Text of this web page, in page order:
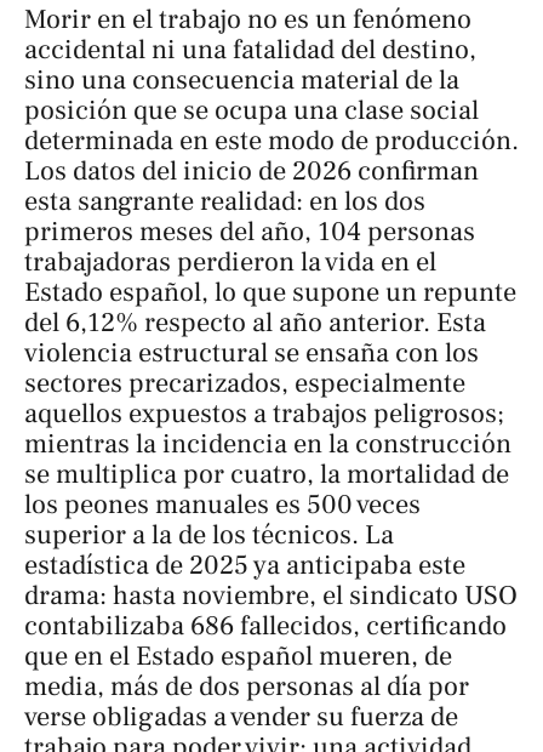
Morir en el trabajo no es un fenómeno
accidental ni una fatalidad del destino,
sino una consecuencia material de la
posición que se ocupa una clase social
determinada en este modo de producción.
Los datos del inicio de 2026 confirman
esta sangrante realidad: en los dos
primeros meses del año, 104 personas
trabajadoras perdieron la vida en el
Estado español, lo que supone un repunte
del 6,12% respecto al año anterior. Esta
violencia estructural se ensaña con los
sectores precarizados, especialmente
aquellos expuestos a trabajos peligrosos;
mientras la incidencia en la construcción
se multiplica por cuatro, la mortalidad de
los peones manuales es 500 veces
superior a la de los técnicos. La
estadística de 2025 ya anticipaba este
drama: hasta noviembre, el sindicato USO
contabilizaba 686 fallecidos, certificando
que en el Estado español mueren, de
media, más de dos personas al día por
verse obligadas a vender su fuerza de